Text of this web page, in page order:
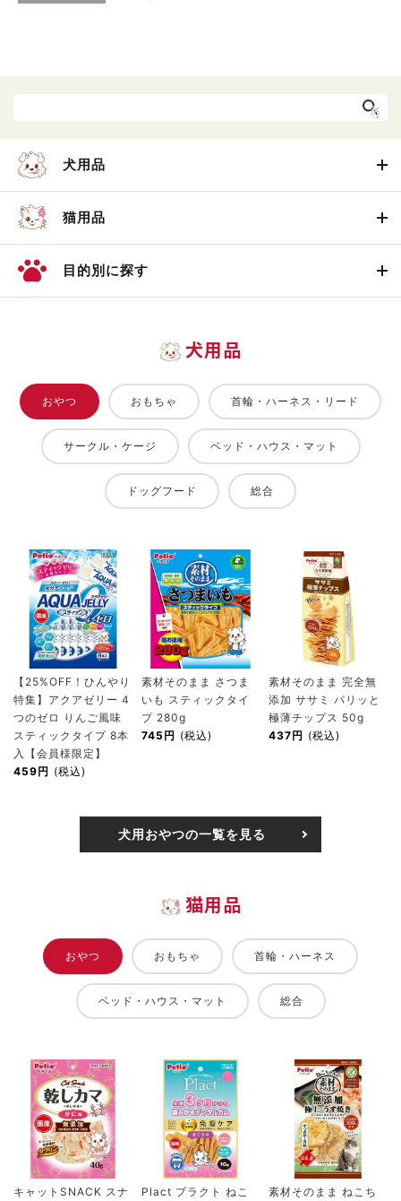
犬用品
猫用品
目的別に探す
犬用品
おやつ おもちゃ 首輪・ハーネス・リード
サークル・ケージ ベッド・ハウス・マット
ドッグフード 総合
【25%OFF！ひんやり
特集】アクアゼリー 4
つのゼロ りんご風味
スティックタイプ 8本
入【会員様限定】
459円 (税込)
素材そのまま さつま
いも スティックタイ
プ 280g
745円 (税込)
素材そのまま 完全無
添加 ササミ パリッと
極薄チップス 50g
437円 (税込)
犬用おやつの一覧を見る
猫用品
おやつ おもちゃ 首輪・ハーネス
ベッド・ハウス・マット 総合
キャットSNACK スナ
Plact プラクト ねこ
素材そのまま ねこち